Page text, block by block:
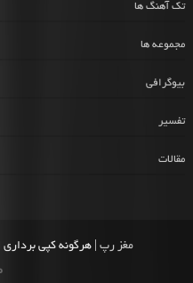
تک آهنگ ها
مجموعه ها
بیوگرافی
تفسیر
مقالات
مغز رپ | هرگونه کپی